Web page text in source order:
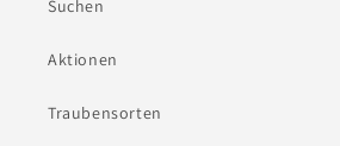
Suchen
Aktionen
Traubensorten